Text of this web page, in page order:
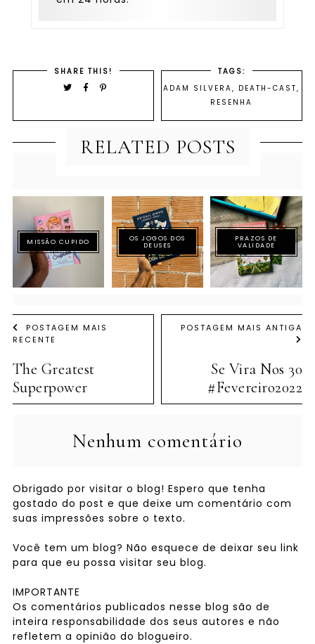
SHARE THIS!
TAGS:
ADAM SILVERA, DEATH-CAST,
RESENHA
RELATED POSTS
MISSÃO CUPIDO OS JOGOS DOS
DEUSES
PRAZOS DE
VALIDADE
POSTAGEM MAIS
RECENTE
The Greatest
Superpower
POSTAGEM MAIS ANTIGA
Se Vira Nos 30
#Fevereiro2022
Nenhum comentário
Obrigado por visitar o blog! Espero que tenha
gostado do post e que deixe um comentário com
suas impressões sobre o texto.
Você tem um blog? Não esquece de deixar seu link
para que eu possa visitar seu blog.
IMPORTANTE
Os comentários publicados nesse blog são de
inteira responsabilidade dos seus autores e não
refletem a opinião do blogueiro.